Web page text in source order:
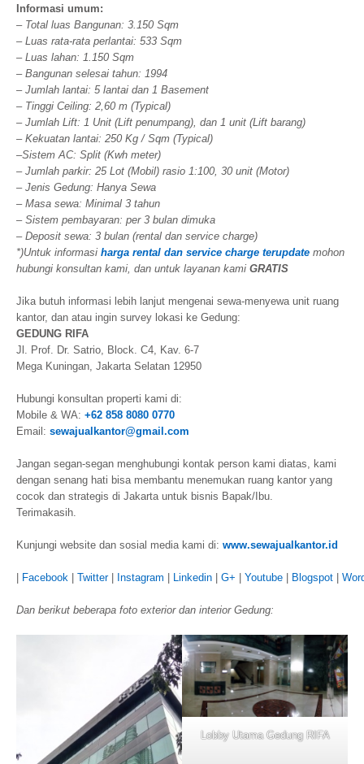
Informasi umum:
– Total luas Bangunan: 3.150 Sqm
– Luas rata-rata perlantai: 533 Sqm
– Luas lahan: 1.150 Sqm
– Bangunan selesai tahun: 1994
– Jumlah lantai: 5 lantai dan 1 Basement
– Tinggi Ceiling: 2,60 m (Typical)
– Jumlah Lift: 1 Unit (Lift penumpang), dan 1 unit (Lift barang)
– Kekuatan lantai: 250 Kg / Sqm (Typical)
–Sistem AC: Split (Kwh meter)
– Jumlah parkir: 25 Lot (Mobil) rasio 1:100, 30 unit (Motor)
– Jenis Gedung: Hanya Sewa
– Masa sewa: Minimal 3 tahun
– Sistem pembayaran: per 3 bulan dimuka
– Deposit sewa: 3 bulan (rental dan service charge)
*)Untuk informasi harga rental dan service charge terupdate mohon
hubungi konsultan kami, dan untuk layanan kami GRATIS
Jika butuh informasi lebih lanjut mengenai sewa-menyewa unit ruang
kantor, dan atau ingin survey lokasi ke Gedung:
GEDUNG RIFA
Jl. Prof. Dr. Satrio, Block. C4, Kav. 6-7
Mega Kuningan, Jakarta Selatan 12950
Hubungi konsultan properti kami di:
Mobile & WA: +62 858 8080 0770
Email: sewajualkantor@gmail.com
Jangan segan-segan menghubungi kontak person kami diatas, kami
dengan senang hati bisa membantu menemukan ruang kantor yang
cocok dan strategis di Jakarta untuk bisnis Bapak/Ibu.
Terimakasih.
Kunjungi website dan sosial media kami di: www.sewajualkantor.id
Facebook Twitter| Instagram Linkedin G+ Youtube Blogspot
Dan berikut beberapa foto exterior dan interior Gedung:
Lobby Utama Gedung RIFA